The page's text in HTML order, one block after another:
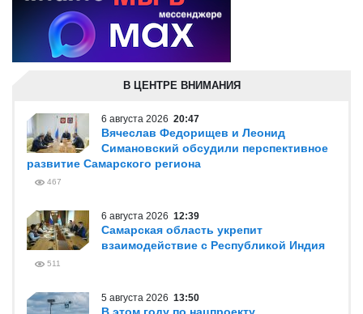
В ЦЕНТРЕ ВНИМАНИЯ
6 августа 2026 20:47
Вячеслав Федорищев и Леонид
Симановский обсудили перспективное
развитие Самарского региона
467
6 августа 2026 12:39
Самарская область укрепит
взаимодействие с Республикой Индия
511
5 августа 2026 13:50